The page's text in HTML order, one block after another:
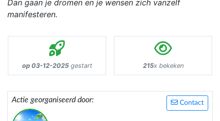
Dan gaan je dromen en je wensen zich vanzelf
manifesteren.
op 03-12-2025gestart 215x bekeken
Contact
Actie georganiseerd door: